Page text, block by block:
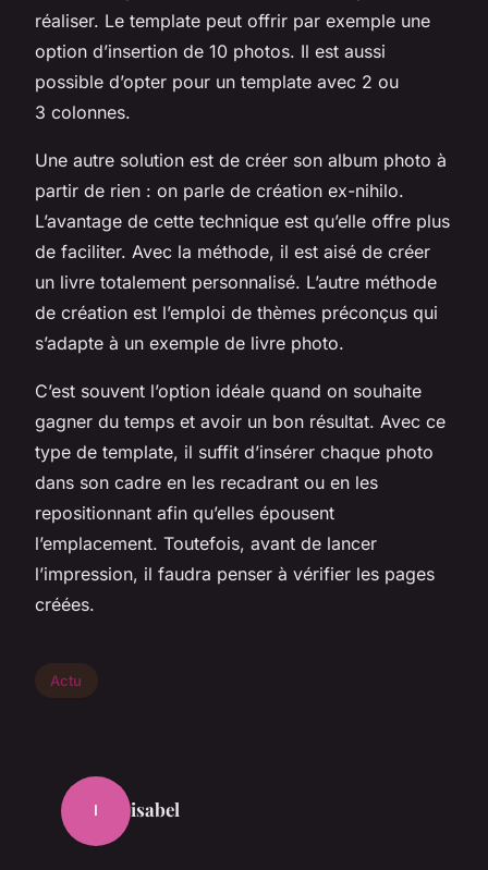
réaliser. Le template peut offrir par exemple une
option d’insertion de 10 photos. Il est aussi
possible d’opter pour un template avec 2 ou
3 colonnes.
Une autre solution est de créer son album photo à
partir de rien : on parle de création ex-nihilo.
L’avantage de cette technique est qu’elle offre plus
de faciliter. Avec la méthode, il est aisé de créer
un livre totalement personnalisé. L’autre méthode
de création est l’emploi de thèmes préconçus qui
s’adapte à un exemple de livre photo.
C’est souvent l’option idéale quand on souhaite
gagner du temps et avoir un bon résultat. Avec ce
type de template, il suffit d’insérer chaque photo
dans son cadre en les recadrant ou en les
repositionnant afin qu’elles épousent
l’emplacement. Toutefois, avant de lancer
l’impression, il faudra penser à vérifier les pages
créées.
Actu
I isabel